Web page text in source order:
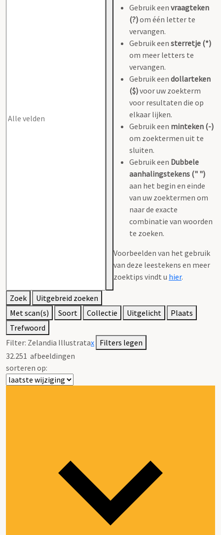
Gebruik een vraagteken
(?)om één letter te
vervangen.
Gebruik een sterretje (*)
om meer letters te
vervangen.
Gebruik een dollarteken
($)voor uw zoekterm
voor resultaten die op
elkaar lijken.
Gebruik een minteken (-)
om zoektermen uit te
sluiten.
Gebruik een Dubbele
aanhalingstekens (" ")
aan het begin en einde
van uw zoektermen om
naar de exacte
combinatie van woorden
te zoeken.
Voorbeelden van het gebruik
van deze leestekens en meer
zoektips vindt u hier.
Zoek
Uitgebreid zoeken
Met scan(s)
Soort Collectie Uitgelicht
Plaats
Trefwoord
Filter: Zelandia Illustratax Filters legen
32.251 afbeeldingen
sorteren op: